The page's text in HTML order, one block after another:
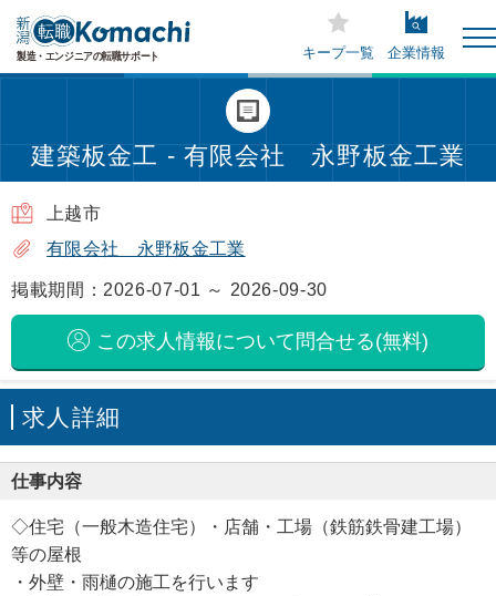
キープ一覧 企業情報
建築板金工 - 有限会社 永野板金工業
上越市
有限会社 永野板金工業
掲載期間：2026-07-01 ～ 2026-09-30
この求人情報について問合せる(無料)
求人詳細
仕事内容
◇住宅（一般木造住宅）・店舗・工場（鉄筋鉄骨建工場）
等の屋根
・外壁・雨樋の施工を行います